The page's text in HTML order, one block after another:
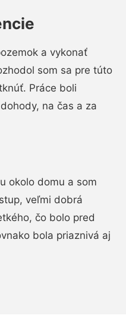
a vykonať
som sa pre túto
Práce boli
na čas a za
okolo domu a som
veľmi dobrá
čo bolo pred
bola priaznivá aj